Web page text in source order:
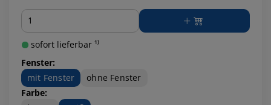
Menge
sofort lieferbar ¹⁾
Fenster:
mit Fenster
ohne Fenster
Farbe: